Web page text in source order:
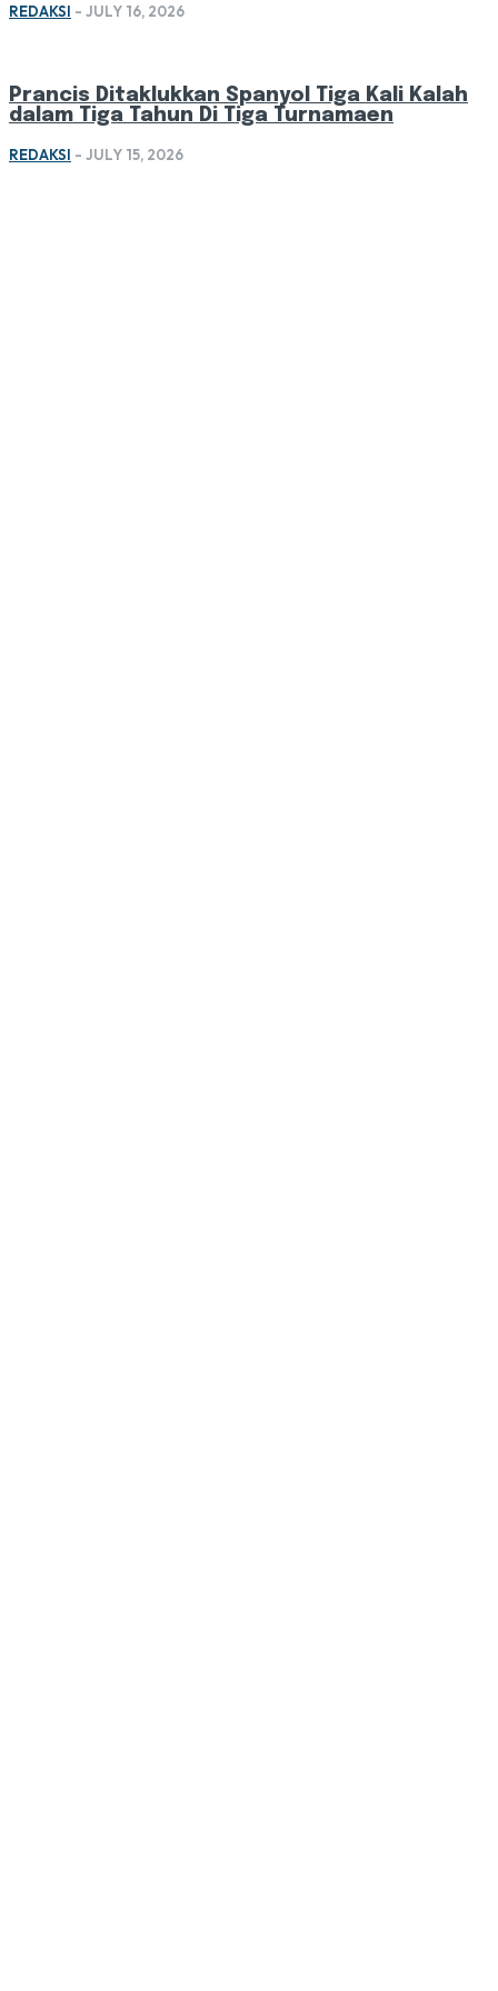
REDAKSI - JULY 16, 2026
Prancis Ditaklukkan Spanyol Tiga Kali Kalah
dalam Tiga Tahun Di Tiga Turnamaen
REDAKSI - JULY 15, 2026